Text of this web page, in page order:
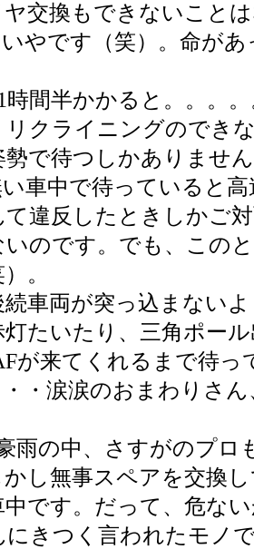
交換もできないこと
やです（笑）。命が
時間半かかると。。。
リクライニングのでき
勢で待つしかありませ
車中で待っていると
違反したときしかご
いのです。でも、この
。
車両が突っ込まない
灯たいたり、三角ポー
が来てくれるまで待っ
・・涙涙のおまわりさ
雨の中、さすがのプロ
かし無事スペアを交換
です。だって、危な
にきつく言われたモノ